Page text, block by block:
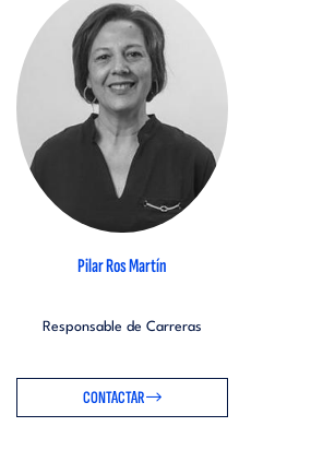
Pilar Ros Martín
Responsable de Carreras
CONTACTAR